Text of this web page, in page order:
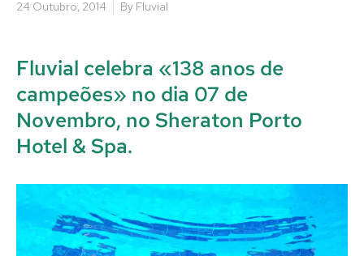
24 Outubro, 2014 By Fluvial
Fluvial celebra «138 anos de
campeões» no dia 07 de
Novembro, no Sheraton Porto
Hotel & Spa.